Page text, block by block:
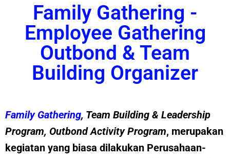
Family Gathering -
Employee Gathering
Outbond & Team
Building Organizer
Family Gathering, Team Building & Leadership
Program, Outbond Activity Program, merupakan
kegiatan yang biasa dilakukan Perusahaan-